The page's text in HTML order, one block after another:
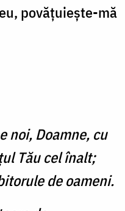
povățuiește-mă
noi, Doamne, cu
Tău cel înalt;
de oameni.